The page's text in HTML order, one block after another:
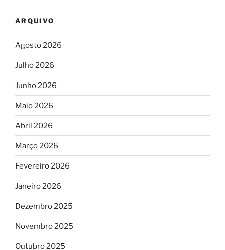
ARQUIVO
Agosto 2026
Julho 2026
Junho 2026
Maio 2026
Abril 2026
Março 2026
Fevereiro 2026
Janeiro 2026
Dezembro 2025
Novembro 2025
Outubro 2025